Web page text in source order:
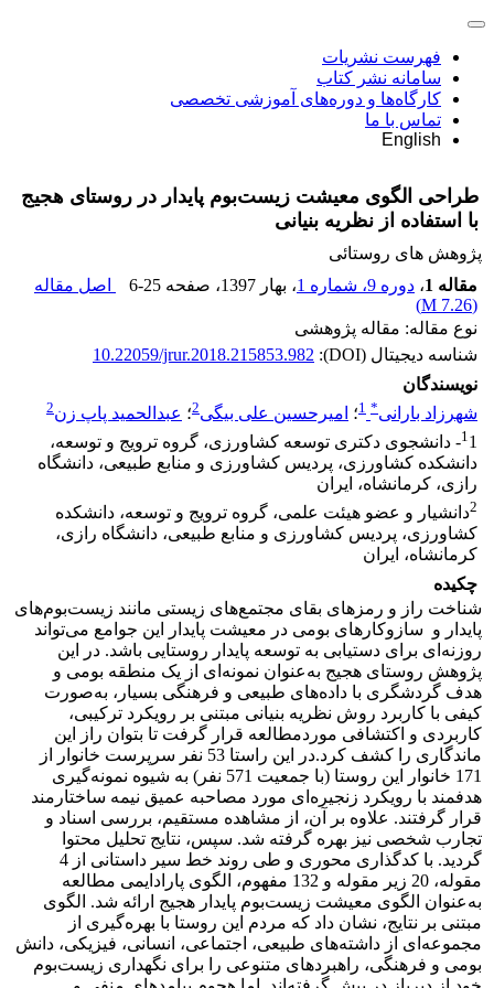
فهرست نشریات
سامانه نشر کتاب
کارگاه‌ها و دوره‌های آموزشی تخصصی
تماس با ما
English
طراحی الگوی معیشت زیست‌بوم پایدار در روستای هجیج
با استفاده از نظریه بنیانی
پژوهش های روستائی
مقاله 1
، دوره 9، شماره 1 ، بهار 1397 ، صفحه 6-25
اصل مقاله
(
7.26 M
)
نوع مقاله: مقاله پژوهشی
شناسه دیجیتال (DOI):
10.22059/jrur.2018.215853.982
نویسندگان
شهرزاد بارانی*
1؛ امیرحسین علی بیگی2؛ عبدالحمید پاپ زن2
11- دانشجوی دکتری توسعه کشاورزی، گروه ترویج و توسعه،
دانشکده کشاورزی، پردیس کشاورزی و منابع طبیعی، دانشگاه
رازی، کرمانشاه، ایران
2دانشیار و عضو هیئت علمی، گروه ترویج و توسعه، دانشکده
کشاورزی، پردیس کشاورزی و منابع طبیعی، دانشگاه رازی،
کرمانشاه، ایران
چکیده
شناخت راز و رمزهای بقای مجتمع‌های زیستی مانند زیست‌بوم‌های
پایدار و سازوکارهای بومی در معیشت پایدار این جوامع می‌تواند
روزنه‌ای برای دستیابی به توسعه‌ پایدار روستایی باشد. در این
پژوهش روستای هجیج به‌عنوان نمونه‌ای از یک منطقه‌ بومی و
هدف گردشگری با داده‌های طبیعی و فرهنگی بسیار، به‌صورت
کیفی با کاربرد روش نظریه‌ بنیانی مبتنی بر رویکرد ترکیبی،
کاربردی و اکتشافی موردمطالعه قرار گرفت تا بتوان راز این
ماندگاری را کشف کرد.در این راستا 53 نفر سرپرست خانوار از
171 خانوار این روستا (با جمعیت 571 نفر) به شیوه‌ نمونه‌گیری
هدفمند با رویکرد زنجیره‌ای مورد مصاحبه‌ عمیق نیمه ساختارمند
قرار گرفتند. علاوه بر آن، از مشاهده مستقیم، بررسی اسناد و
تجارب شخصی نیز بهره گرفته شد. سپس، نتایج تحلیل محتوا
گردید. با کدگذاری محوری و طی روند خط سیر داستانی از 4
مقوله، 20 زیر مقوله و 132 مفهوم، الگوی پارادایمی مطالعه
به‌عنوان الگوی معیشت زیست‌بوم پایدار هجیج ارائه شد. الگوی
مبتنی بر نتایج، نشان داد که مردم این روستا با بهره‌گیری از
مجموعه‌ای از داشته‌های طبیعی، اجتماعی، انسانی، فیزیکی، دانش
بومی و فرهنگی، راهبردهای متنوعی را برای نگهداری زیست‌بوم